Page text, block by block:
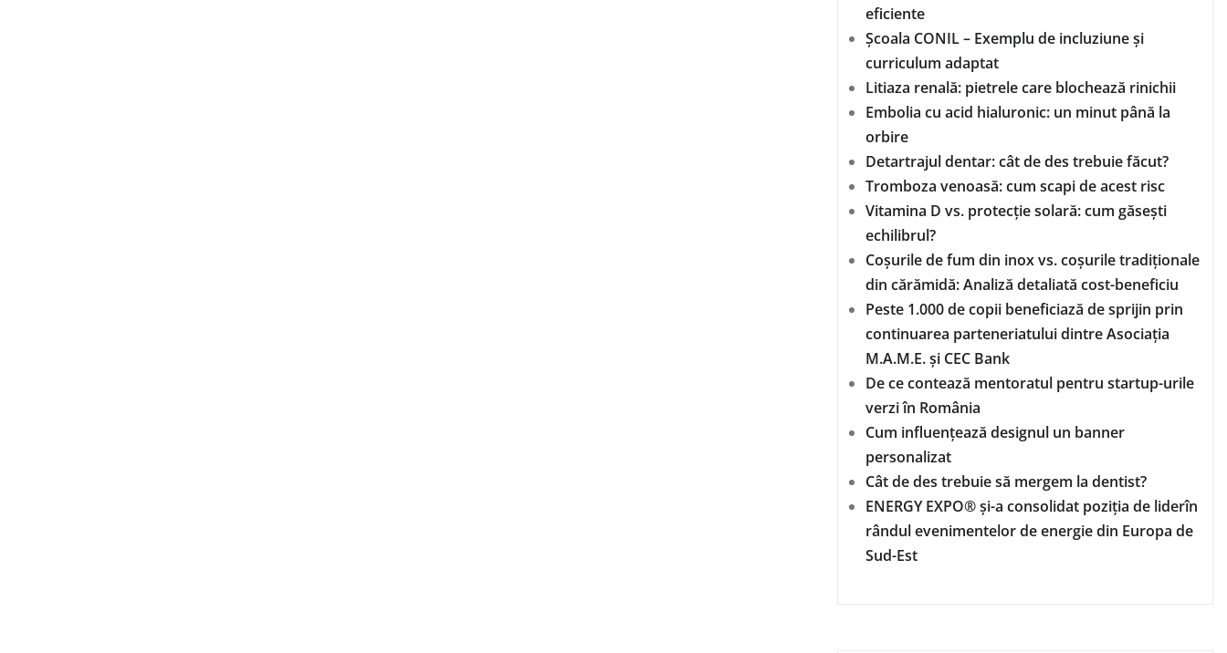
eficiente
Școala CONIL – Exemplu de incluziune și
curriculum adaptat
Litiaza renală: pietrele care blochează rinichii
Embolia cu acid hialuronic: un minut până la
orbire
Detartrajul dentar: cât de des trebuie făcut?
Tromboza venoasă: cum scapi de acest risc
Vitamina D vs. protecție solară: cum găsești
echilibrul?
Coșurile de fum din inox vs. coșurile tradiționale
din cărămidă: Analiză detaliată cost-beneficiu
Peste 1.000 de copii beneficiază de sprijin prin
continuarea parteneriatului dintre Asociația
M.A.M.E. și CEC Bank
De ce contează mentoratul pentru startup-urile
verzi în România
Cum influențează designul un banner
personalizat
Cât de des trebuie să mergem la dentist?
ENERGY EXPO® și-a consolidat poziția de liderîn
rândul evenimentelor de energie din Europa de
Sud-Est